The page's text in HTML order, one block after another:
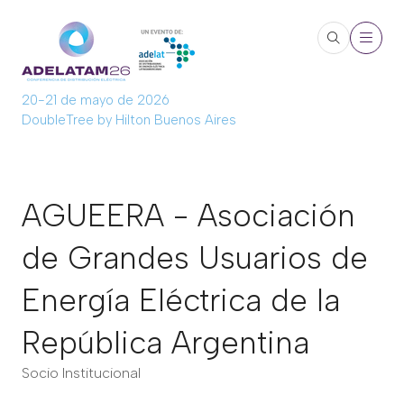
20-21 de mayo de 2026
DoubleTree by Hilton Buenos Aires
AGUEERA - Asociación
de Grandes Usuarios de
Energía Eléctrica de la
República Argentina
Socio Institucional